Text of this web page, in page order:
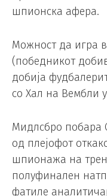
шпионска афера.
Можност да игра
(победникот
добија
со Хал на Вембли
Мидлсбро побара
од плејофот
шпионажа на
полуфинален
фатиле